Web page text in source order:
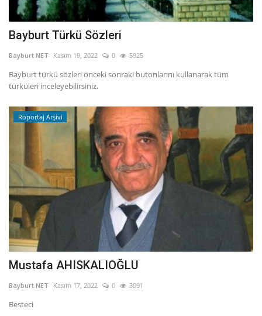
Keşfet
Fotoğraf
Video
Kültür Sanat
Röportaj
Biyografi
Ulaşım
Bayburt Türkü Sözleri
Bayburt NET Kasım 19, 2022 0 5925
Bayburt türkü sözleri önceki sonraki butonlarını kullanarak tüm
türküleri inceleyebilirsiniz.
Röportaj Arşivi
Mustafa AHISKALIOĞLU
Bayburt NET Kasım 17, 2022 0 3091
Besteci